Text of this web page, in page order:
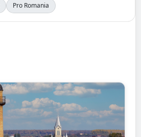
Pro Romania